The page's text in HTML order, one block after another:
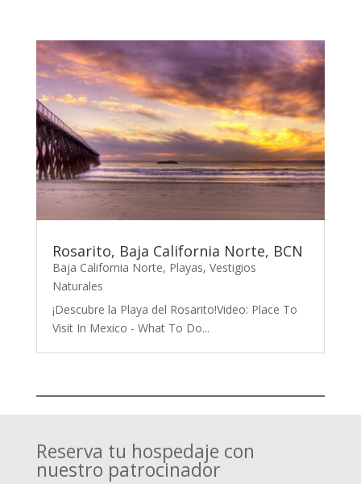
Rosarito, Baja California Norte, BCN
Baja California Norte, Playas, Vestigios
Naturales
¡Descubre la Playa del Rosarito!Video: Place To
Visit In Mexico - What To Do...
Reserva tu hospedaje con
nuestro patrocinador